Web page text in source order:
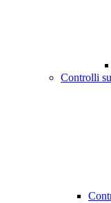
Controlli